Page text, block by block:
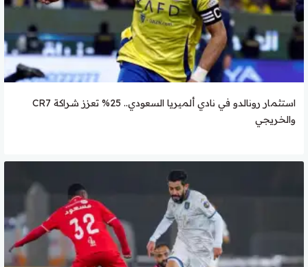
استثمار رونالدو في نادي ألميريا السعودي.. 25% تعزز شراكة CR7
والخريجي